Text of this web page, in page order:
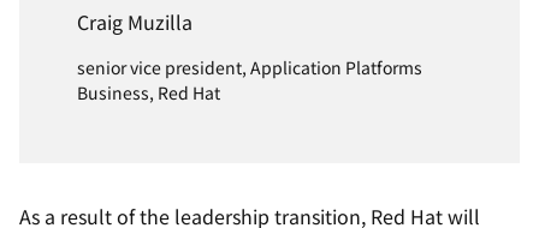
Craig Muzilla
senior vice president, Application Platforms
Business, Red Hat
As a result of the leadership transition, Red Hat will